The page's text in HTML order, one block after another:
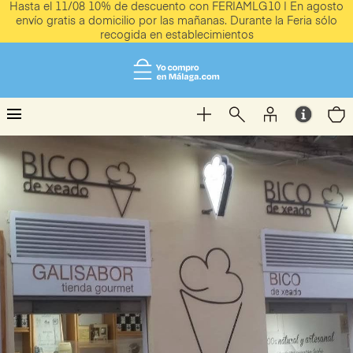
Hasta el 11/08 10% de descuento con FERIAMLG10 | En agosto
envío gratis a domicilio por las mañanas. Durante la Feria sólo
recogida en establecimientos
menu